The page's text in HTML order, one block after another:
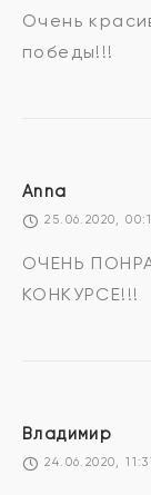
Очень
победы!!!
Anna
25.06.2020,
ОЧЕНЬ
КОНКУРСЕ!!!
Владимир
24.06.2020,